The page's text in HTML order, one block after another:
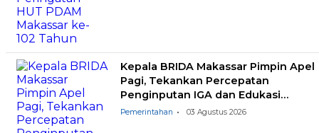
Kepala BRIDA Makassar Pimpin Apel
Pagi, Tekankan Percepatan
Penginputan IGA dan Edukasi
Pemilahan Sampah
Pemerintahan 03 Agustus 2026